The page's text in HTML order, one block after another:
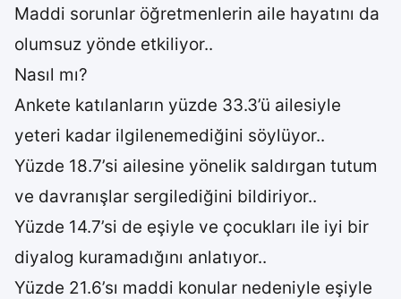
Maddi sorunlar öğretmenlerin aile hayatını da
olumsuz yönde etkiliyor..
Nasıl mı?
Ankete katılanların yüzde 33.3’ü ailesiyle
yeteri kadar ilgilenemediğini söylüyor..
Yüzde 18.7’si ailesine yönelik saldırgan tutum
ve davranışlar sergilediğini bildiriyor..
Yüzde 14.7’si de eşiyle ve çocukları ile iyi bir
diyalog kuramadığını anlatıyor..
Yüzde 21.6’sı maddi konular nedeniyle eşiyle